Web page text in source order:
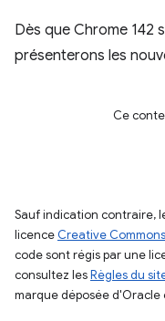
Dès que Chrome 142
présenterons les
Ce
Sauf indication contraire,
licence Creative
code sont régis par une
consultez lesRègles du
marque déposée d'Oracle